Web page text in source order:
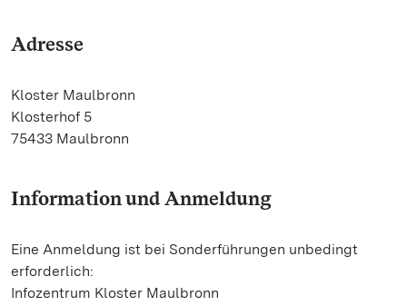
Adresse
Kloster Maulbronn
Klosterhof 5
75433 Maulbronn
Information und Anmeldung
Eine Anmeldung ist bei Sonderführungen unbedingt
erforderlich:
Infozentrum Kloster Maulbronn